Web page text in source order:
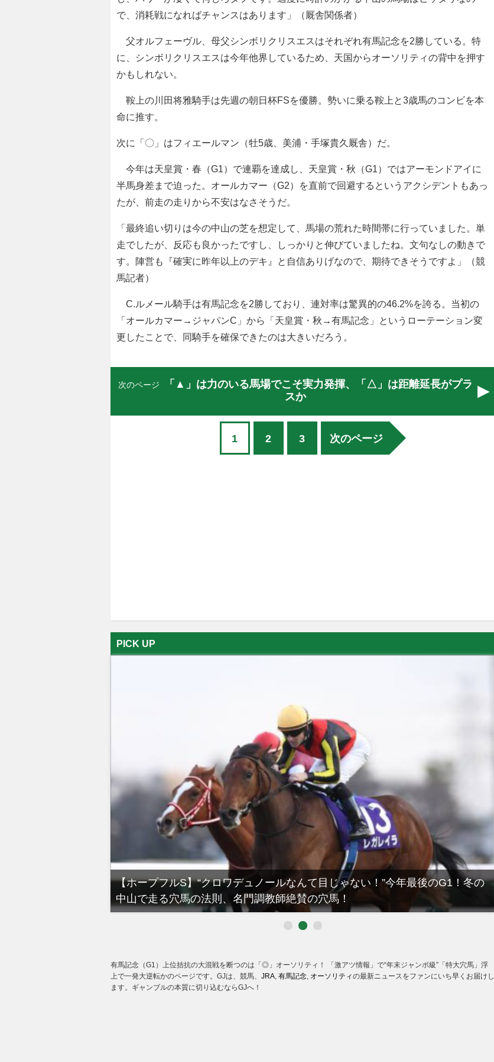
で、消耗戦になればチャンスはあります」（厩舎関係者）
父オルフェーヴル、母父シンボリクリスエスはそれぞれ有馬記念を2勝している。特
に、シンボリクリスエスは今年他界しているため、天国からオーソリティの背中を押す
かもしれない。
鞍上の川田将雅騎手は先週の朝日杯FSを優勝。勢いに乗る鞍上と3歳馬のコンビを本
命に推す。
次に「〇」はフィエールマン（牡5歳、美浦・手塚貴久厩舎）だ。
今年は天皇賞・春（G1）で連覇を達成し、天皇賞・秋（G1）ではアーモンドアイに
半馬身差まで迫った。オールカマー（G2）を直前で回避するというアクシデントもあっ
たが、前走の走りから不安はなさそうだ。
「最終追い切りは今の中山の芝を想定して、馬場の荒れた時間帯に行っていました。単
走でしたが、反応も良かったですし、しっかりと伸びていましたね。文句なしの動きで
す。陣営も『確実に昨年以上のデキ』と自信ありげなので、期待できそうですよ」（競
馬記者）
C.ルメール騎手は有馬記念を2勝しており、連対率は驚異的の46.2%を誇る。当初の
「オールカマー→ジャパンC」から「天皇賞・秋→有馬記念」というローテーション変
更したことで、同騎手を確保できたのは大きいだろう。
次のページ
「▲」は力のいる馬場でこそ実力発揮、「△」は距離延長がプラ
スか
1 2 3 次のページ
PICK UP
【ホープフルS】“クロワデュノールなんて目じゃない！”今年最後のG1！冬の
中山で走る穴馬の法則、名門調教師絶賛の穴馬！
有馬記念（G1）上位拮抗の大混戦を断つのは「◎」オーソリティ！ 「激アツ情報」で“年末ジャンボ級”「特大穴馬」浮
上で一発大逆転かのページです。GJは、競馬、 JRA, 有馬記念, オーソリティの最新ニュースをファンにいち早くお届けし
ます。ギャンブルの本質に切り込むならGJへ！